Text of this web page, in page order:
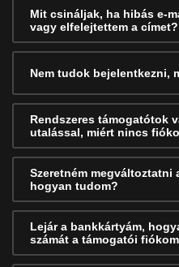
Mit csináljak, ha hibás e-
vagy elfelejtettem a címet?
Nem tudok bejelentkezni,
Rendszeres támogatótok
utalással, miért nincs
Szeretném megváltoztatni
hogyan tudom?
Lejár a bankkártyám,
számát a támogatói